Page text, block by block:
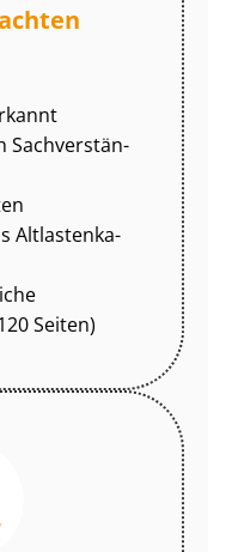
Sach­ver­stän­
Alt­las­ten­ka­
Seiten)